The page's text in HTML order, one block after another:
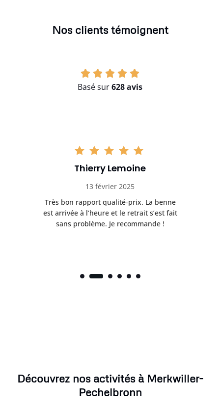
Nos clients témoignent
Basé sur628 avis
Thierry Lemoine
13 février 2025
Très bon rapport qualité-prix. La benne
est arrivée à l’heure et le retrait s’est fait
sans problème. Je recommande !
Découvrez nos activités à Merkwiller-
Pechelbronn